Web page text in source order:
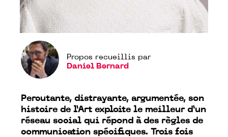
Propos recueillis par
Daniel Bernard
Percutante, distrayante, argumentée, son
histoire de l’Art exploite le meilleur d’un
réseau social qui répond à des règles de
communication spécifiques. Trois fois